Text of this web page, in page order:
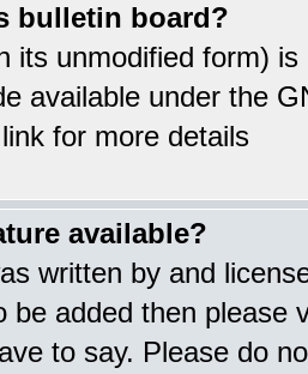
bulletin board?
its unmodified form)
available under the
for more details
available?
written by and
be added then please
to say. Please do